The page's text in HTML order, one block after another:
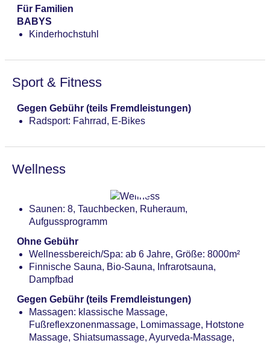
Bars & mehr: 2
Bar „Skylounge“: saisonabhängig, täglich 12:00 Uhr
- 22:00 Uhr, gegen Gebühr
Für Familien
BABYS
Kinderhochstuhl
Sport & Fitness
Gegen Gebühr (teils Fremdleistungen)
Radsport: Fahrrad, E-Bikes
Wellness
Saunen: 8, Tauchbecken, Ruheraum,
Aufgussprogramm
Ohne Gebühr
Wellnessbereich/Spa: ab 6 Jahre, Größe: 8000m²
Finnische Sauna, Bio-Sauna, Infrarotsauna,
Dampfbad
Gegen Gebühr (teils Fremdleistungen)
Massagen: klassische Massage,
Fußreflexzonenmassage, Lomimassage, Hotstone
Massage, Shiatsumassage, Ayurveda-Massage,